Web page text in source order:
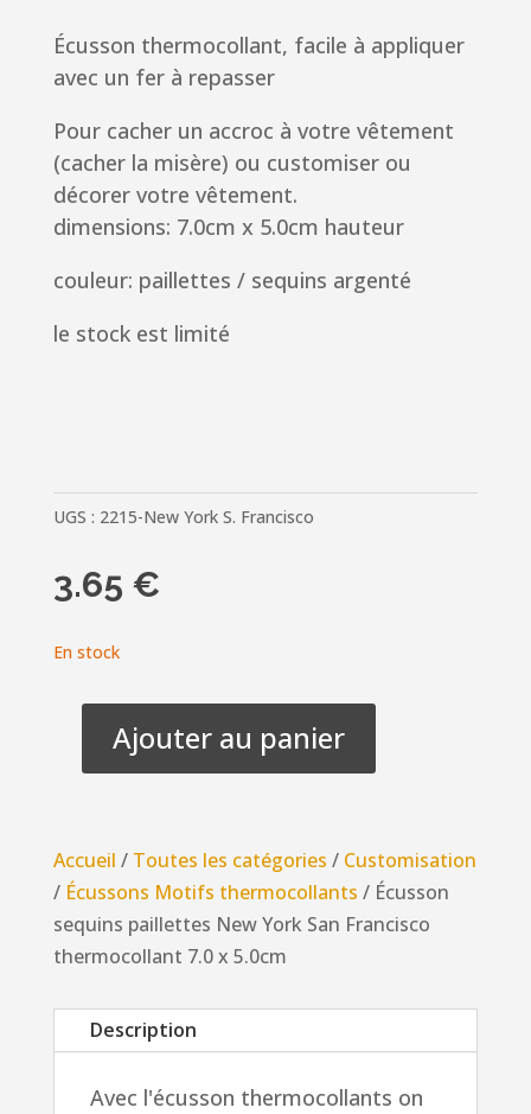
Écusson thermocollant, facile à appliquer
avec un fer à repasser
Pour cacher un accroc à votre vêtement
(cacher la misère) ou customiser ou
décorer votre vêtement.
dimensions: 7.0cm x 5.0cm hauteur
couleur: paillettes / sequins argenté
le stock est limité
UGS : 2215-New York S. Francisco
3.65 €
En stock
quantité
sequins
paillettes
York
Francisco
thermocollant
Ajouter au panier
Accueil / Toutes les catégories / Customisation
/ Écussons Motifs thermocollants / Écusson
sequins paillettes New York San Francisco
thermocollant 7.0 x 5.0cm
Description
Avec l'écusson thermocollants on